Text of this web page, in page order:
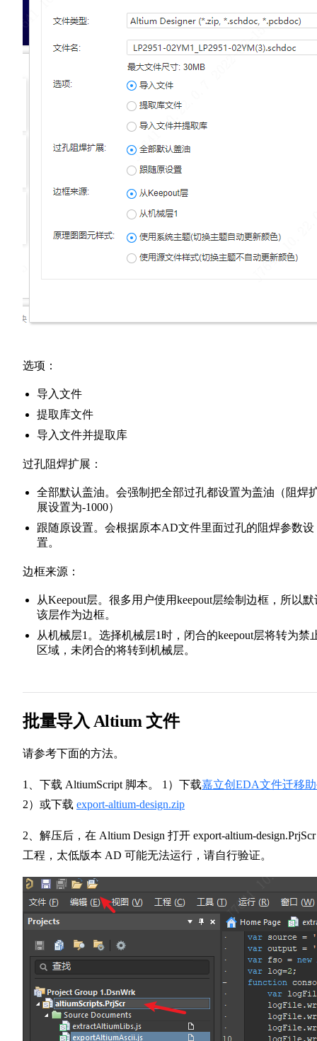
选项：
导入文件
提取库文件
导入文件并提取库
过孔阻焊扩展：
全部默认盖油。会强制把全部过孔都设置为盖油（阻焊
展设置为-1000）
跟随原设置。会根据原本AD文件里面过孔的阻焊参数设
置。
边框来源：
从Keepout层。很多用户使用keepout层绘制边框，所以默
该层作为边框。
从机械层1。选择机械层1时，闭合的keepout层将转为禁
区域，未闭合的将转到机械层。
批量导入 Altium 文件
请参考下面的方法。
1、下载 AltiumScript 脚本。 1）下载嘉立创EDA文件迁移
2）或下载 export-altium-design.zip
2、解压后，在 Altium Design 打开 export-altium-design.PrjScr
工程，太低版本 AD 可能无法运行，请自行验证。